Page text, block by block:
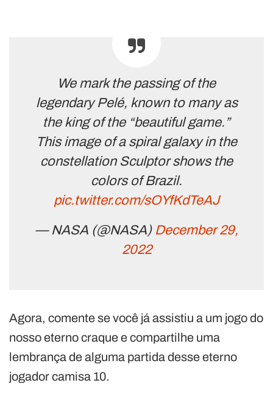
We mark the passing of the
legendary Pelé, known to many as
the king of the “beautiful game.”
This image of a spiral galaxy in the
constellation Sculptor shows the
colors of Brazil.
pic.twitter.com/sOYfKdTeAJ
— NASA (@NASA) December 29,
2022
Agora, comente se você já assistiu a um jogo do
nosso eterno craque e compartilhe uma
lembrança de alguma partida desse eterno
jogador camisa 10.